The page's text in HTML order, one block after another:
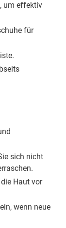
um effektiv
für
sich nicht
Haut vor
wenn neue